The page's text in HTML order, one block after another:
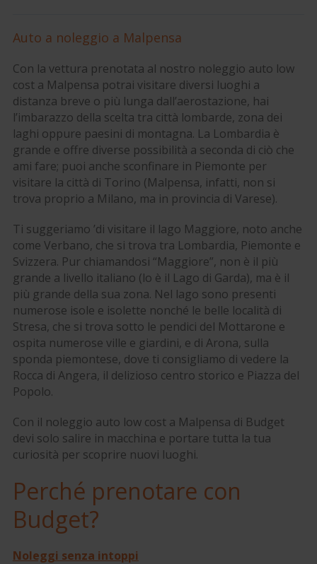
Auto a noleggio a Malpensa
Con la vettura prenotata al nostro noleggio auto low
cost a Malpensa potrai visitare diversi luoghi a
distanza breve o più lunga dall’aerostazione, hai
l’imbarazzo della scelta tra città lombarde, zona dei
laghi oppure paesini di montagna. La Lombardia è
grande e offre diverse possibilità a seconda di ciò che
ami fare; puoi anche sconfinare in Piemonte per
visitare la città di Torino (Malpensa, infatti, non si
trova proprio a Milano, ma in provincia di Varese).
Ti suggeriamo ’di visitare il lago Maggiore, noto anche
come Verbano, che si trova tra Lombardia, Piemonte e
Svizzera. Pur chiamandosi “Maggiore”, non è il più
grande a livello italiano (lo è il Lago di Garda), ma è il
più grande della sua zona. Nel lago sono presenti
numerose isole e isolette nonché le belle località di
Stresa, che si trova sotto le pendici del Mottarone e
ospita numerose ville e giardini, e di Arona, sulla
sponda piemontese, dove ti consigliamo di vedere la
Rocca di Angera, il delizioso centro storico e Piazza del
Popolo.
Con il noleggio auto low cost a Malpensa di Budget
devi solo salire in macchina e portare tutta la tua
curiosità per scoprire nuovi luoghi.
Perché prenotare con
Budget?
Noleggi senza intoppi